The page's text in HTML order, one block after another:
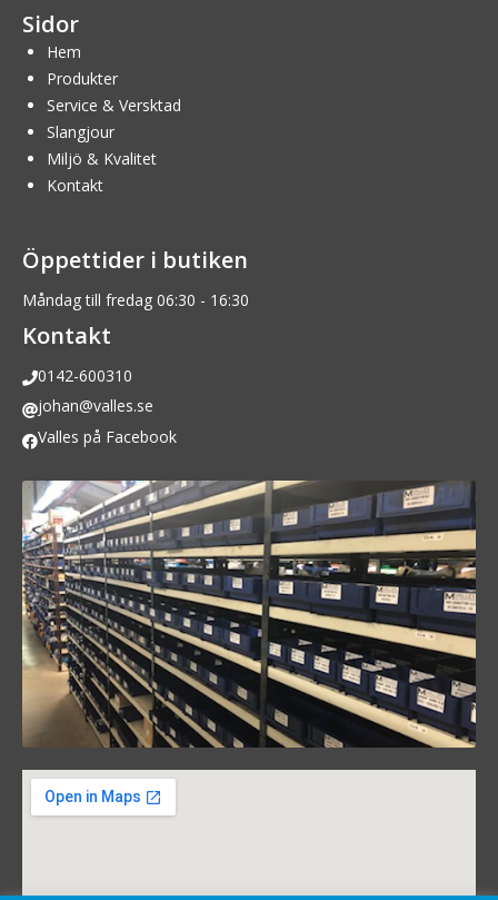
Sidor
Hem
Produkter
Service & Versktad
Slangjour
Miljö & Kvalitet
Kontakt
Öppettider i butiken
Måndag till fredag 06:30 - 16:30
Kontakt
0142-600310
johan@valles.se
Valles på Facebook